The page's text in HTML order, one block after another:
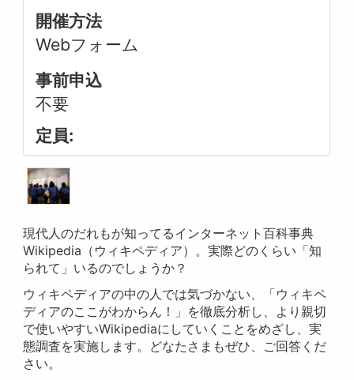
開催方法
Webフォーム
事前申込
不要
定員:
現代人のだれもが知ってるインターネット百科事典
Wikipedia（ウィキペディア）。実際どのくらい「知
られて」いるのでしょうか？
ウィキペディアの中の人では気づかない、「ウィキペ
ディアのここがわからん！」を徹底分析し、より親切
で使いやすいWikipediaにしていくことをめざし、実
態調査を実施します。どなたさまもぜひ、ご回答くだ
さい。